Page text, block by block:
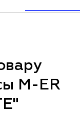
M-ER